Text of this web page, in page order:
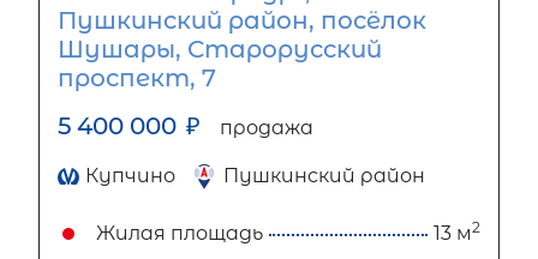
Пушкинский район, посёлок
Шушары, Старорусский
проспект, 7
5 400 000 ₽ продажа
Купчино Пушкинский район
Жилая площадь 13 м2